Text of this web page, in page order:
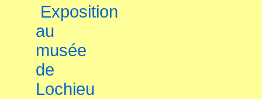
Exposition
au
musée
de
Lochieu